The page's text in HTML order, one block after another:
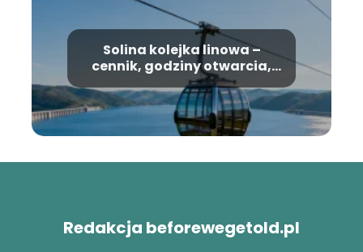
Solina kolejka linowa –
cennik, godziny otwarcia,
informacje
Redakcja beforewegetold.pl